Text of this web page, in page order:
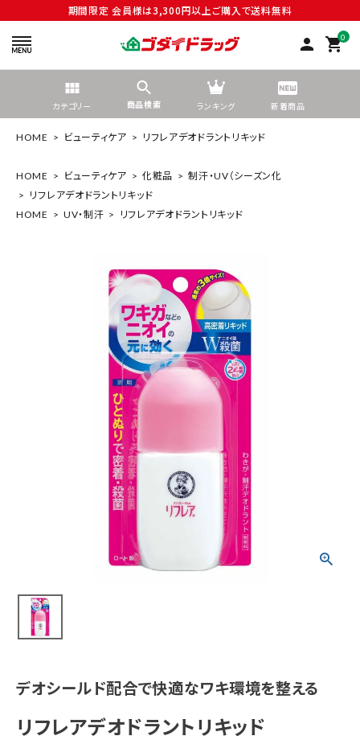
期間限定 会員様は3,300円以上ご購入で送料無料
person 0
shopping_cart
カテゴリー 商品検索 ランキング 新着商品
search
絞り込んで検索する
ACCOUNT MENU
person
雑貨
インフォメーション
HOME ビューティケア リフレアデオドラントリキッド
HOME ビューティケア 化粧品
制汗・UV（シーズン化
リフレアデオドラントリキッド
HOME
UV・制汗 リフレアデオドラントリキッド
デオシールド配合で快適なワキ環境を整える
リフレアデオドラントリキッド